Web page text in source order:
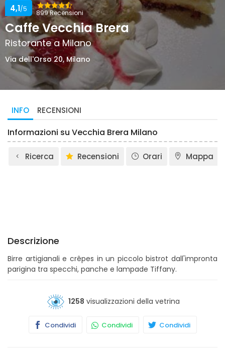
899 Recensioni
4,1/5
Caffe Vecchia Brera
Ristorante a Milano
Via dell'Orso 20, Milano
INFO RECENSIONI
Informazioni su Vecchia Brera Milano
Ricerca Recensioni Orari Mappa
Descrizione
Birre artigianali e crêpes in un piccolo bistrot dall'impronta
parigina tra specchi, panche e lampade Tiffany.
1258 visualizzazioni della vetrina
Condividi Condividi Condividi